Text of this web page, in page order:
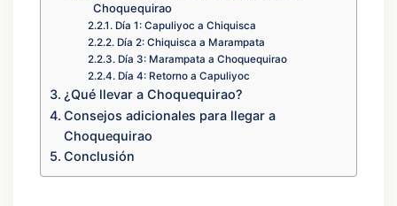
Choquequirao
Día 1: Capuliyoc a Chiquisca
Día 2: Chiquisca a Marampata
Día 3: Marampata a Choquequirao
Día 4: Retorno a Capuliyoc
¿Qué llevar a Choquequirao?
Consejos adicionales para llegar a
Choquequirao
Conclusión